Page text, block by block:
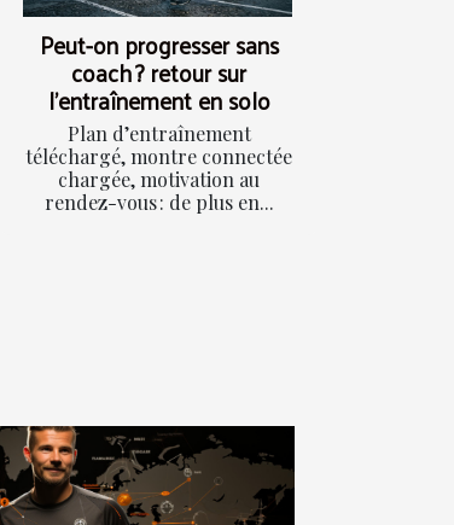
Peut-on progresser sans
coach ? retour sur
l’entraînement en solo
Plan d’entraînement
téléchargé, montre connectée
chargée, motivation au
rendez-vous : de plus en...